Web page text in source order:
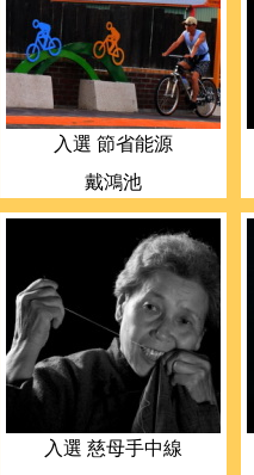
入選 節省能源
戴鴻池
入選 慈母手中線